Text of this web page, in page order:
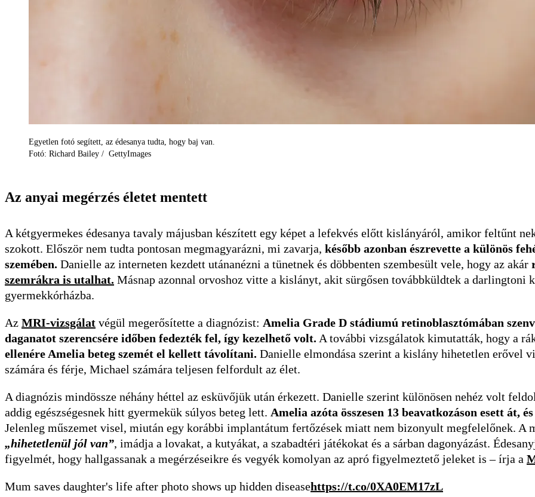
Egyetlen fotó segített, az édesanya tudta, hogy baj van.
Fotó: Richard Bailey / GettyImages
Az anyai megérzés életet mentett
A kétgyermekes édesanya tavaly májusban készített egy képet a lefekvés előtt kislányáról, amikor feltűnt
szokott. Először nem tudta pontosan megmagyarázni, mi zavarja, később azonban észrevette a különös
szemében. Danielle az interneten kezdett utánanézni a tünetnek és döbbenten szembesült vele, hogy az akár
szemrákra is utalhat. Másnap azonnal orvoshoz vitte a kislányt, akit sürgősen továbbküldtek a darlingtoni
gyermekkórházba.
Az MRI-vizsgálat végül megerősítette a diagnózist: Amelia Grade D stádiumú retinoblasztómában
daganatot szerencsére időben fedezték fel, így kezelhető volt. A további vizsgálatok kimutatták, hogy a
ellenére Amelia beteg szemét el kellett távolítani. Danielle elmondása szerint a kislány hihetetlen erővel
számára és férje, Michael számára teljesen felfordult az élet.
A diagnózis mindössze néhány héttel az esküvőjük után érkezett. Danielle szerint különösen nehéz volt
addig egészségesnek hitt gyermekük súlyos beteg lett. Amelia azóta összesen 13 beavatkozáson esett át,
Jelenleg műszemet visel, miután egy korábbi implantátum fertőzések miatt nem bizonyult megfelelőnek. A
„hihetetlenül jól van”, imádja a lovakat, a kutyákat, a szabadtéri játékokat és a sárban dagonyázást.
figyelmét, hogy hallgassanak a megérzéseikre és vegyék komolyan az apró figyelmeztető jeleket is – írja a
Mum saves daughter's life after photo shows up hidden diseasehttps://t.co/0XA0EM17zL